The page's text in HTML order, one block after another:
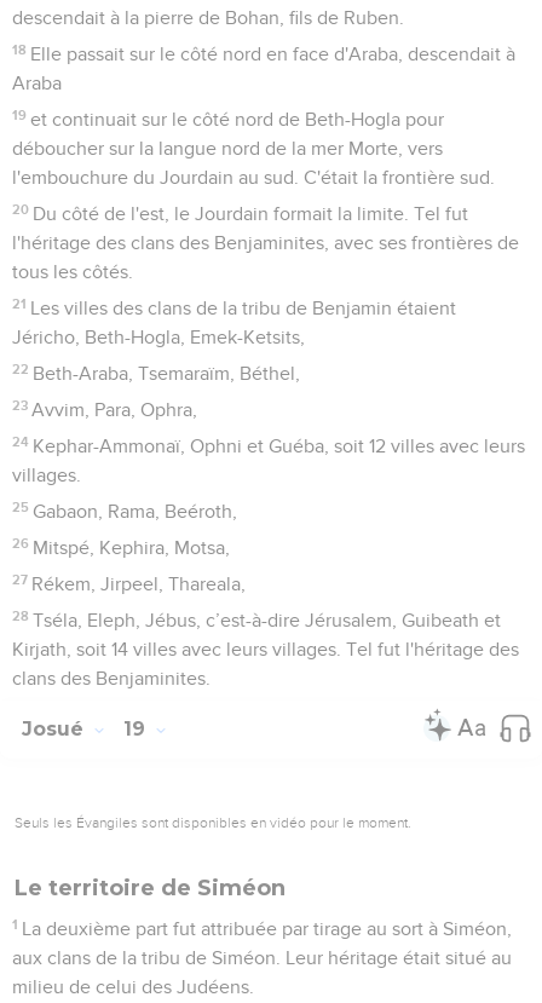
descendait à la pierre de Bohan, fils de Ruben.
18 Elle passait sur le côté nord en face d'Araba, descendait à
Araba
19 et continuait sur le côté nord de Beth-Hogla pour
déboucher sur la langue nord de la mer Morte, vers
l'embouchure du Jourdain au sud. C'était la frontière sud.
20 Du côté de l'est, le Jourdain formait la limite. Tel fut
l'héritage des clans des Benjaminites, avec ses frontières de
tous les côtés.
21 Les villes des clans de la tribu de Benjamin étaient
Jéricho, Beth-Hogla, Emek-Ketsits,
22 Beth-Araba, Tsemaraïm, Béthel,
23 Avvim, Para, Ophra,
24 Kephar-Ammonaï, Ophni et Guéba, soit 12 villes avec leurs
villages.
25 Gabaon, Rama, Beéroth,
26 Mitspé, Kephira, Motsa,
27 Rékem, Jirpeel, Thareala,
28 Tséla, Eleph, Jébus, c’est-à-dire Jérusalem, Guibeath et
Kirjath, soit 14 villes avec leurs villages. Tel fut l'héritage des
clans des Benjaminites.
Josué 19
Seuls les Évangiles sont disponibles en vidéo pour le moment.
Le territoire de Siméon
1 La deuxième part fut attribuée par tirage au sort à Siméon,
aux clans de la tribu de Siméon. Leur héritage était situé au
milieu de celui des Judéens.